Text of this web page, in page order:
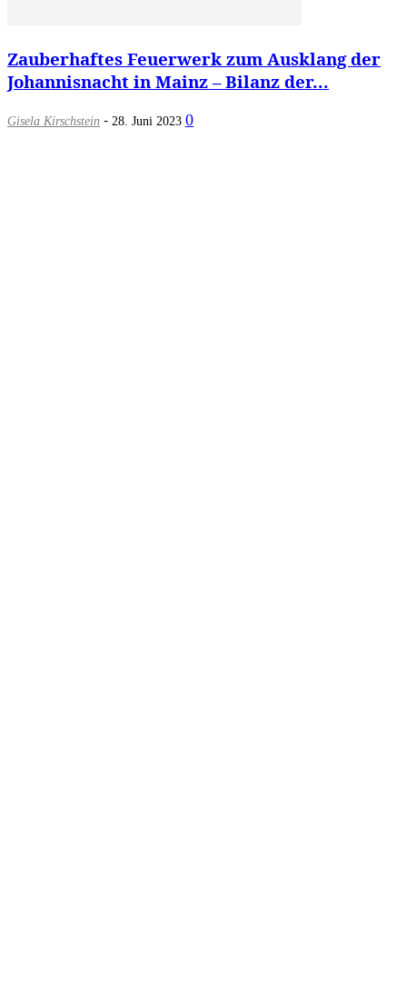
Zauberhaftes Feuerwerk zum Ausklang der
Johannisnacht in Mainz – Bilanz der...
Gisela Kirschstein - 28. Juni 2023 0